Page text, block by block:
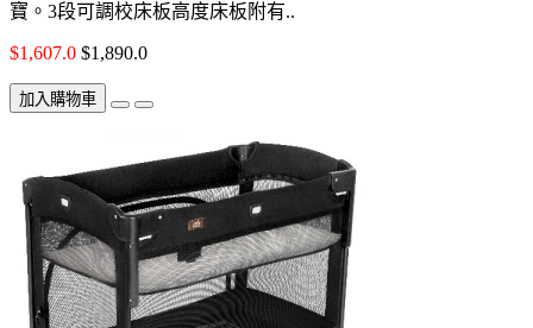
寶。3段可調校床板高度床板附有..
$1,607.0 $1,890.0
加入購物車